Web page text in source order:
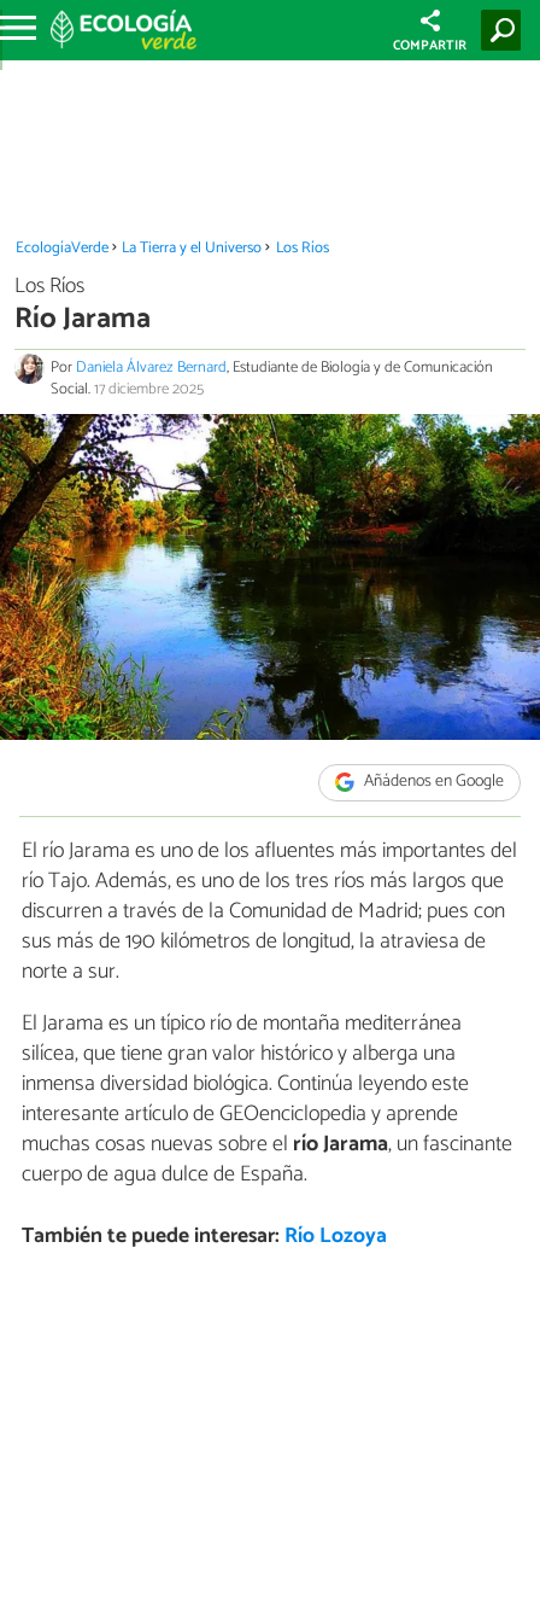
COMPARTIR
EcologíaVerde La Tierra y el Universo Los Ríos
Los Ríos
Río Jarama
PorDaniela Álvarez Bernard, Estudiante de Biología y de Comunicación
Social.17 diciembre 2025
Añádenos en Google
El río Jarama es uno de los afluentes más importantes del
río Tajo. Además, es uno de los tres ríos más largos que
discurren a través de la Comunidad de Madrid; pues con
sus más de 190 kilómetros de longitud, la atraviesa de
norte a sur.
El Jarama es un típico río de montaña mediterránea
silícea, que tiene gran valor histórico y alberga una
inmensa diversidad biológica. Continúa leyendo este
interesante artículo de GEOenciclopedia y aprende
muchas cosas nuevas sobre el río Jarama, un fascinante
cuerpo de agua dulce de España.
También te puede interesar: Río Lozoya